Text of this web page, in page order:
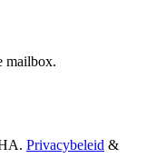
mailbox.
Privacybeleid &